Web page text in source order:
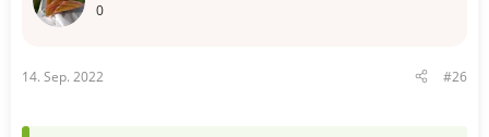
0
14. Sep. 2022 #26